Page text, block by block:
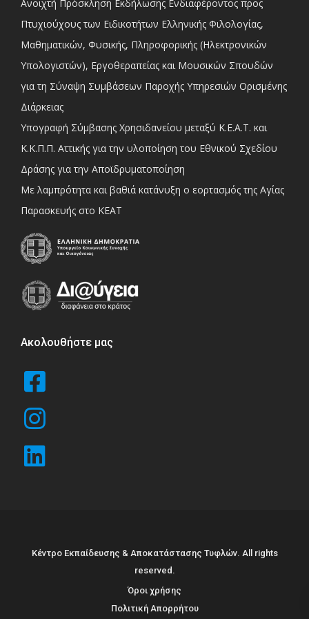
Ανοιχτή Πρόσκληση Εκδήλωσης Ενδιαφέροντος προς
Πτυχιούχους των Ειδικοτήτων Ελληνικής Φιλολογίας,
Μαθηματικών, Φυσικής, Πληροφορικής (Ηλεκτρονικών
Υπολογιστών), Εργοθεραπείας και Μουσικών Σπουδών
για τη Σύναψη Συμβάσεων Παροχής Υπηρεσιών Ορισμένης
Διάρκειας
Υπογραφή Σύμβασης Χρησιδανείου μεταξύ Κ.Ε.Α.Τ. και
Κ.Κ.Π.Π. Αττικής για την υλοποίηση του Εθνικού Σχεδίου
Δράσης για την Αποϊδρυματοποίηση
Με λαμπρότητα και βαθιά κατάνυξη ο εορτασμός της Αγίας
Παρασκευής στο ΚΕΑΤ
Ακολουθήστε μας
Κέντρο Εκπαίδευσης & Αποκατάστασης Τυφλών. All rights
reserved.
Όροι χρήσης
Πολιτική Απορρήτου